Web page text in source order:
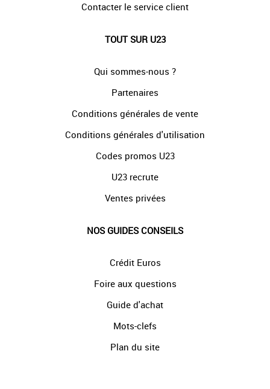
Contacter le service client
TOUT SUR U23
Qui sommes-nous ?
Partenaires
Conditions générales de vente
Conditions générales d'utilisation
Codes promos U23
U23 recrute
Ventes privées
NOS GUIDES CONSEILS
Crédit Euros
Foire aux questions
Guide d'achat
Mots-clefs
Plan du site